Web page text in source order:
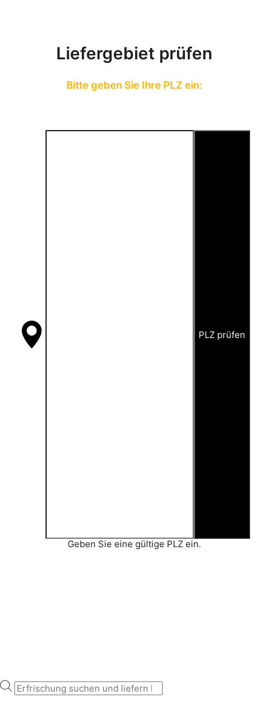
Liefergebiet prüfen
Bitte geben Sie Ihre PLZ ein:
Geben Sie eine gültige PLZ ein.
Products
search